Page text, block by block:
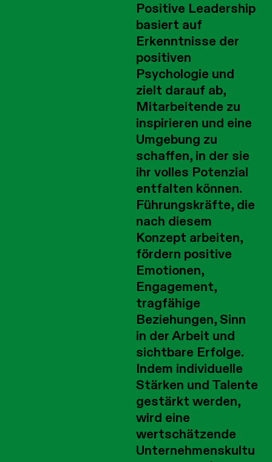
Positive Leadership
basiert auf
Erkenntnisse der
positiven
Psychologie und
zielt darauf ab,
Mitarbeitende zu
inspirieren und eine
Umgebung zu
schaffen, in der sie
ihr volles Potenzial
entfalten können.
Führungskräfte, die
nach diesem
Konzept arbeiten,
fördern positive
Emotionen,
Engagement,
tragfähige
Beziehungen, Sinn
in der Arbeit und
sichtbare Erfolge.
Indem individuelle
Stärken und Talente
gestärkt werden,
wird eine
wertschätzende
Unternehmenskultu